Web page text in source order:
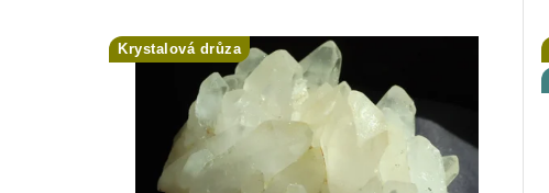
Krystalová drůza